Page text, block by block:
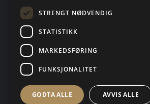
STRENGT NØDVENDIG
STATISTIKK
MARKEDSFØRING
FUNKSJONALITET
GODTA ALLE AVVIS ALLE